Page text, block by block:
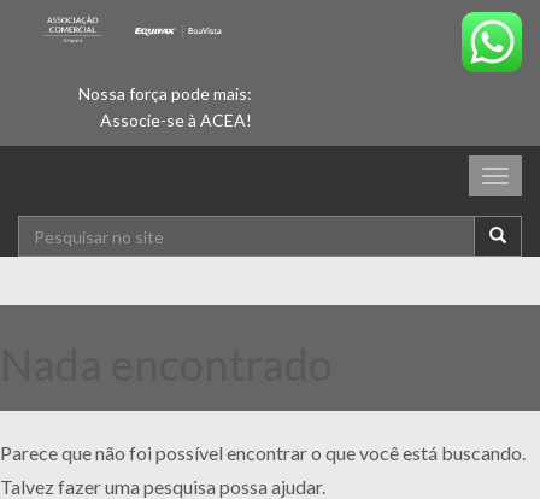
Nossa força pode mais:
Associe-se à ACEA!
Parece que não foi possível encontrar o que você está buscando.
Talvez fazer uma pesquisa possa ajudar.